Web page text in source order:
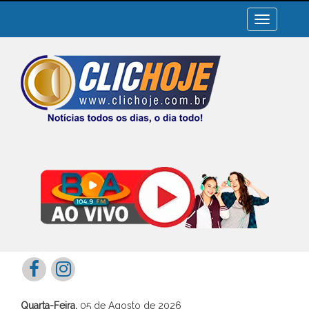
Toggle
navigation
Quarta-Feira, 05 de Agosto de 2026